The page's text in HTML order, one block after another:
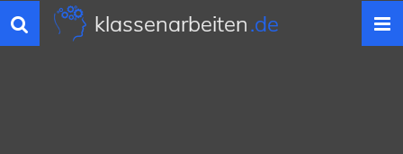
Toggle
navigation
klassenarbeiten.de